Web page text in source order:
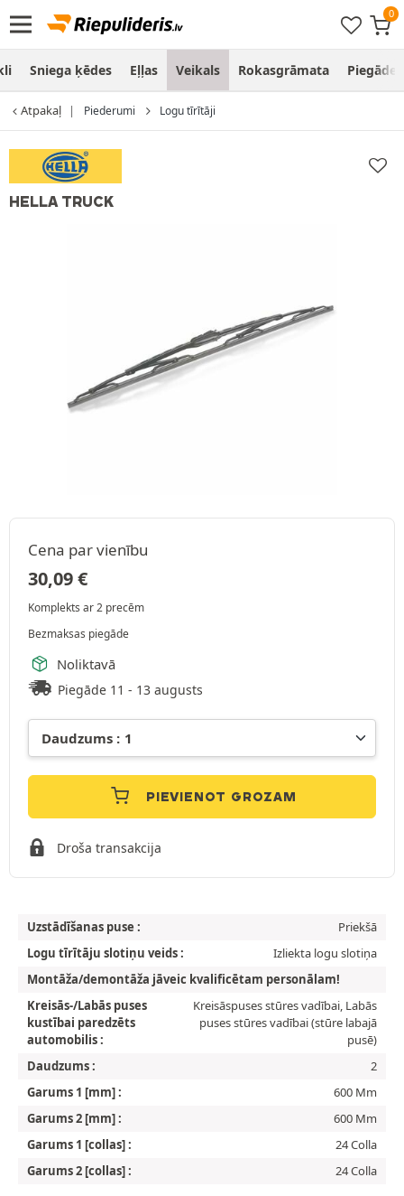
Sniega ķēdes Eļļas Veikals Rokasgrāmata Piegāde
Atpakaļ Piederumi Logu tīrītāji
HELLA TRUCK
Cena par vienību
30,09€
Komplekts ar 2 precēm
Bezmaksas piegāde
Noliktavā
Piegāde 11 - 13 augusts
PIEVIENOT GROZAM
Droša transakcija
Uzstādīšanas puse :
Priekšā
Logu tīrītāju slotiņu veids :
Izliekta logu slotiņa
Montāža/demontāža jāveic kvalificētam personālam!
Kreisās-/Labās puses
kustībai paredzēts
automobilis :
Kreisāspuses stūres vadībai, Labās
puses stūres vadībai (stūre labajā
pusē)
Daudzums :
2
Garums 1 [mm] :
600 Mm
Garums 2 [mm] :
600 Mm
Garums 1 [collas] :
24 Colla
Garums 2 [collas] :
24 Colla